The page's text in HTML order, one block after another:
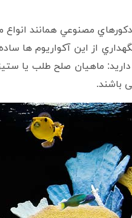
مصنوعي همانند
از این آکواريوم ها
داريد: ماهيان صلح طلب یا
باشند.